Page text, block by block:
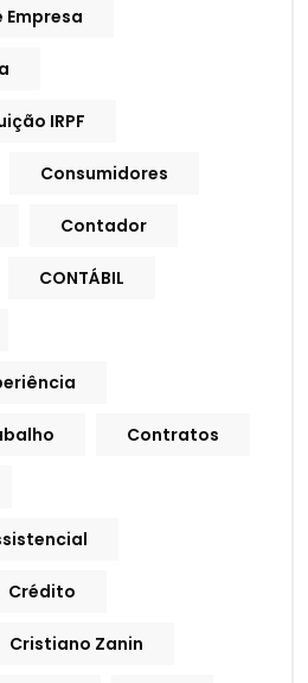
IRPF
Consumidores
Contador
CONTÁBIL
Contratos
Crédito
Cristiano Zanin